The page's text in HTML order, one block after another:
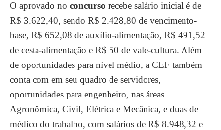
O aprovado no concurso recebe salário inicial é de
R$ 3.622,40, sendo R$ 2.428,80 de vencimento-
base, R$ 652,08 de auxílio-alimentação, R$ 491,52
de cesta-alimentação e R$ 50 de vale-cultura. Além
de oportunidades para nível médio, a CEF também
conta com em seu quadro de servidores,
oportunidades para engenheiro, nas áreas
Agronômica, Civil, Elétrica e Mecânica, e duas de
médico do trabalho, com salários de R$ 8.948,32 e